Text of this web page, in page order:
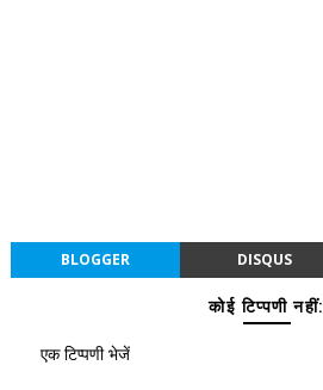
BLOGGER DISQUS
कोई टिप्पणी नहीं:
एक टिप्पणी भेजें